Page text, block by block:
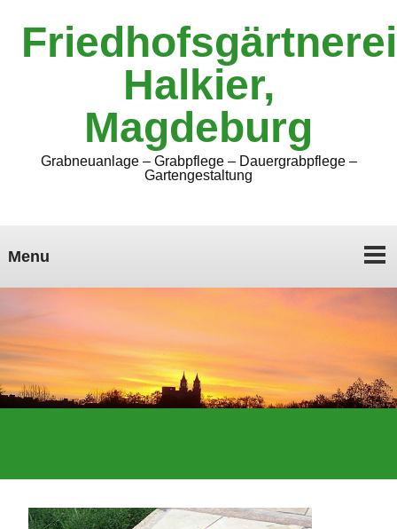
Friedhofsgärtnerei
Halkier,
Magdeburg
Grabneuanlage – Grabpflege – Dauergrabpflege –
Gartengestaltung
Menu